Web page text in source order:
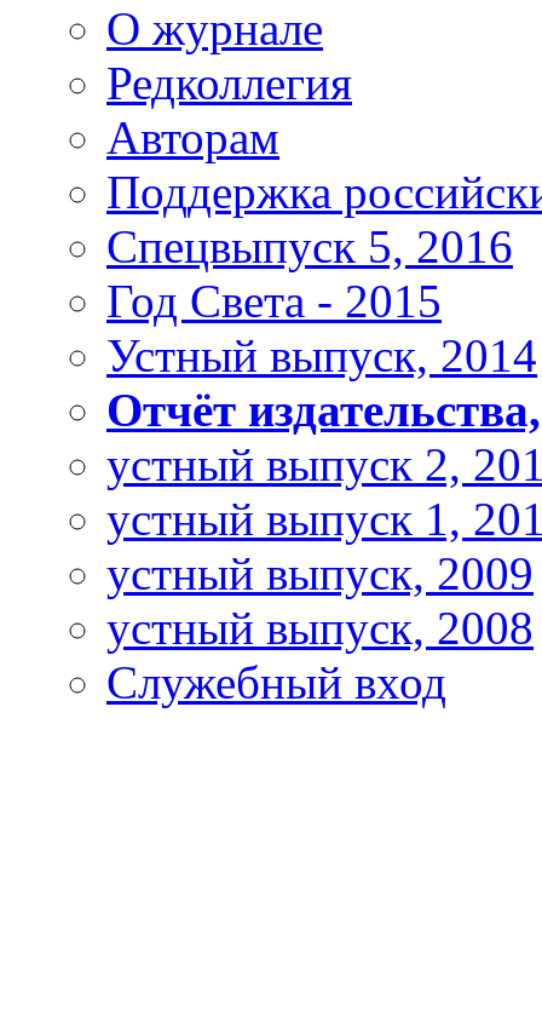
О журнале
Редколлегия
Авторам
Поддержка
Спецвыпуск 5, 2016
Год Света - 2015
Устный выпуск, 2014
Отчёт
устный выпуск 2,
устный выпуск 1,
устный выпуск, 2009
устный выпуск, 2008
Служебный вход